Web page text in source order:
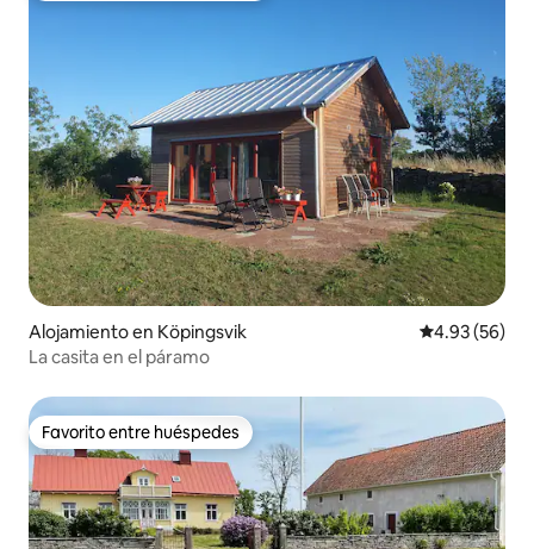
Alojamiento en Köpingsvik Calificación
4.93 (56)
La casita en el páramo
Favorito entre huéspedes
Favorito entre huéspedes